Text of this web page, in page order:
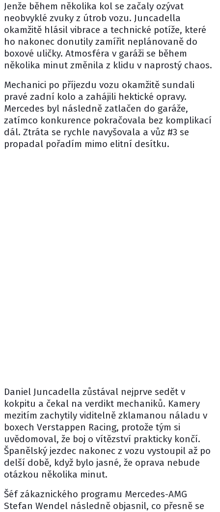
Jenže během několika kol se začaly ozývat
neobvyklé zvuky z útrob vozu. Juncadella
okamžitě hlásil vibrace a technické potíže, které
ho nakonec donutily zamířit neplánovaně do
boxové uličky. Atmosféra v garáži se během
několika minut změnila z klidu v naprostý chaos.
Mechanici po příjezdu vozu okamžitě sundali
pravé zadní kolo a zahájili hektické opravy.
Mercedes byl následně zatlačen do garáže,
zatímco konkurence pokračovala bez komplikací
dál. Ztráta se rychle navyšovala a vůz #3 se
propadal pořadím mimo elitní desítku.
Daniel Juncadella zůstával nejprve sedět v
kokpitu a čekal na verdikt mechaniků. Kamery
mezitím zachytily viditelně zklamanou náladu v
boxech Verstappen Racing, protože tým si
uvědomoval, že boj o vítězství prakticky končí.
Španělský jezdec nakonec z vozu vystoupil až po
delší době, když bylo jasné, že oprava nebude
otázkou několika minut.
Šéf zákaznického programu Mercedes-AMG
Stefan Wendel následně objasnil, co přesně se